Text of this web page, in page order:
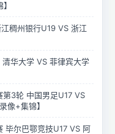
稠州银行U19 VS 浙江
华大学 VS 菲律宾大学
3轮 中国男足U17 VS
像+集锦】
毕尔巴鄂竞技U17 VS 阿